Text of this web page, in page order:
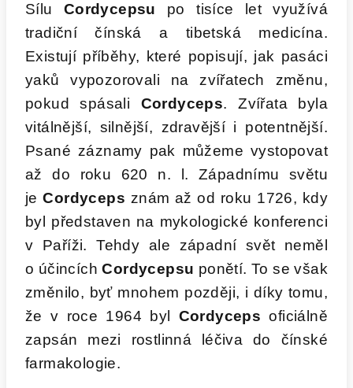
Sílu Cordycepsu po tisíce let využívá
tradiční čínská a tibetská medicína.
Existují příběhy, které popisují, jak pasáci
yaků vypozorovali na zvířatech změnu,
pokud spásali Cordyceps. Zvířata byla
vitálnější, silnější, zdravější i potentnější.
Psané záznamy pak můžeme vystopovat
až do roku 620 n. l. Západnímu světu
jeCordyceps znám až od roku 1726, kdy
byl představen na mykologické konferenci
v Paříži. Tehdy ale západní svět neměl
o účincíchCordycepsu ponětí. To se však
změnilo, byť mnohem později, i díky tomu,
že v roce 1964 byl Cordyceps oficiálně
zapsán mezi rostlinná léčiva do čínské
farmakologie.